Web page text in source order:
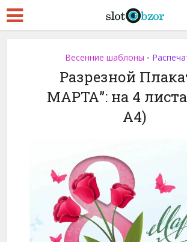
Весенние шаблоны •
Разрезной
МАРТА”: на 4
A4)